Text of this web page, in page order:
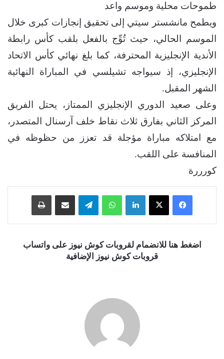
طموحات محلية وموسم واعد
ويطمح مانشستر سيتي إلى تحقيق إنجازات كبرى خلال
الموسم الحالي، حيث تُوِّج بالفعل بلقب كأس رابطة
الأندية الإنجليزية المحترفة، كما بلغ نهائي كأس الاتحاد
الإنجليزي، إذ سيواجه تشيلسي في المباراة النهائية
الشهر المقبل.
وعلى صعيد الدوري الإنجليزي الممتاز، يحتل الفريق
المركز الثاني بفارق ثلاث نقاط خلف آرسنال المتصدر،
مع امتلاكه مباراة مؤجلة قد تعزز من حظوظه في
المنافسة على اللقب.
كورررة
فيسبوك ‫X لينكدإن واتساب تيلقرام
اضغط هنا للانضمام لقروبات كوش نيوز على واتساب
قروبات كوش نيوز الإضافية